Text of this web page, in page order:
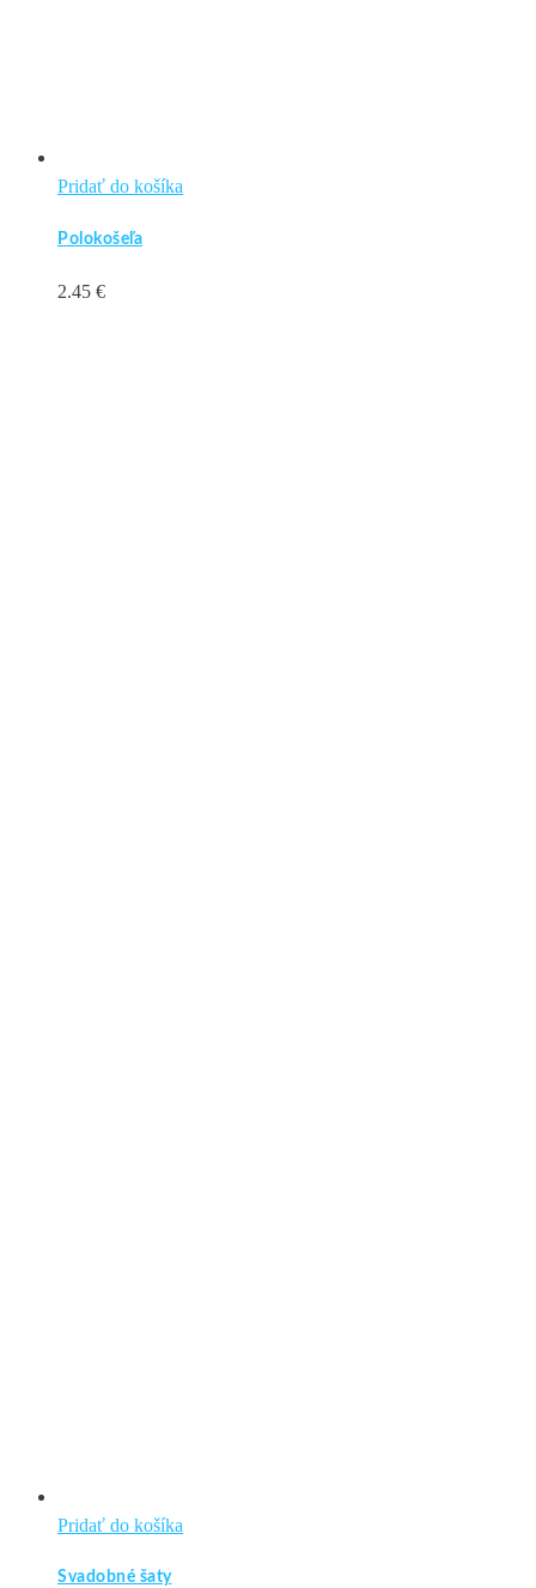
Pridať do košíka
Polokošeľa
2.45 €
Pridať do košíka
Svadobné šaty